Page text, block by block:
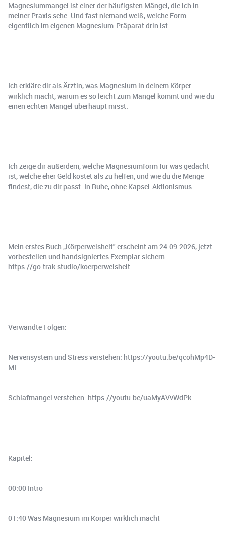
Magnesiummangel ist einer der häufigsten Mängel, die ich in
meiner Praxis sehe. Und fast niemand weiß, welche Form
eigentlich im eigenen Magnesium-Präparat drin ist.
Ich erkläre dir als Ärztin, was Magnesium in deinem Körper
wirklich macht, warum es so leicht zum Mangel kommt und wie du
einen echten Mangel überhaupt misst.
Ich zeige dir außerdem, welche Magnesiumform für was gedacht
ist, welche eher Geld kostet als zu helfen, und wie du die Menge
findest, die zu dir passt. In Ruhe, ohne Kapsel-Aktionismus.
Mein erstes Buch „Körperweisheit" erscheint am 24.09.2026, jetzt
vorbestellen und handsigniertes Exemplar sichern:
https://go.trak.studio/koerperweisheit
Verwandte Folgen:
Nervensystem und Stress verstehen: https://youtu.be/qcohMp4D-
MI
Schlafmangel verstehen: https://youtu.be/uaMyAVvWdPk
Kapitel:
00:00 Intro
01:40 Was Magnesium im Körper wirklich macht